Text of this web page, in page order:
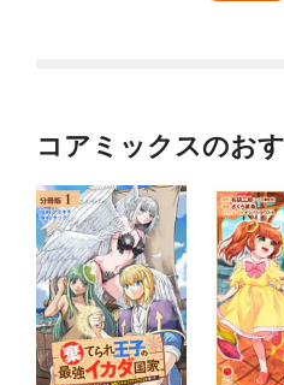
コアミックスのお